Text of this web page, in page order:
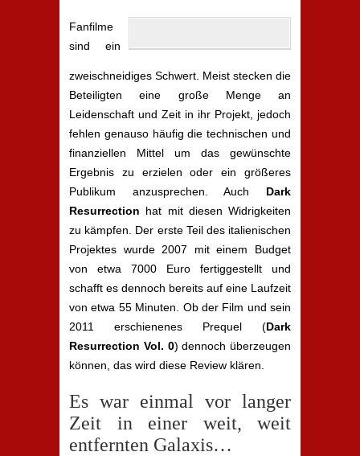
Fanfilme
sind ein
zweischneidiges Schwert. Meist stecken die
Beteiligten eine große Menge an
Leidenschaft und Zeit in ihr Projekt, jedoch
fehlen genauso häufig die technischen und
finanziellen Mittel um das gewünschte
Ergebnis zu erzielen oder ein größeres
Publikum anzusprechen. Auch Dark
Resurrection hat mit diesen Widrigkeiten
zu kämpfen. Der erste Teil des italienischen
Projektes wurde 2007 mit einem Budget
von etwa 7000 Euro fertiggestellt und
schafft es dennoch bereits auf eine Laufzeit
von etwa 55 Minuten. Ob der Film und sein
2011 erschienenes Prequel (Dark
Resurrection Vol. 0) dennoch überzeugen
können, das wird diese Review klären.
Es war einmal vor langer
Zeit in einer weit, weit
entfernten Galaxis…